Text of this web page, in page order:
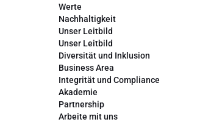
Werte
Nachhaltigkeit
Unser Leitbild
Unser Leitbild
Diversität und Inklusion
Business Area
Integrität und Compliance
Akademie
Partnership
Arbeite mit uns